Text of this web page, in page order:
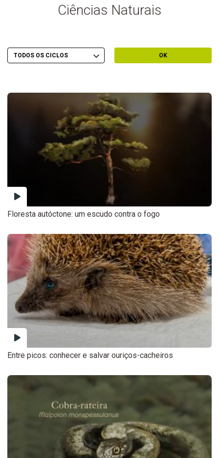
Ciências Naturais
Filtrar por Ciclo
Escolher Ciclo OK
Floresta autóctone: um escudo contra o fogo
Entre picos: conhecer e salvar ouriços-cacheiros